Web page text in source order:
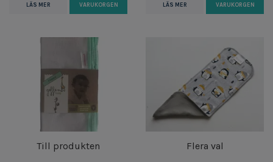
LÄS MER
VARUKORGEN
LÄS MER
VARUKORGEN
Till produkten Flera val